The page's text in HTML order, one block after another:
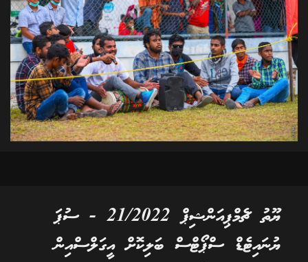
ޔޫތު ޗެމްޕިއަންޝިޕް 21/2022 - ސުޕަ
ޔުނައިޓެޑް ސްޕޯޓްސް ބަލިކޮށް އީގަލްސްއިން